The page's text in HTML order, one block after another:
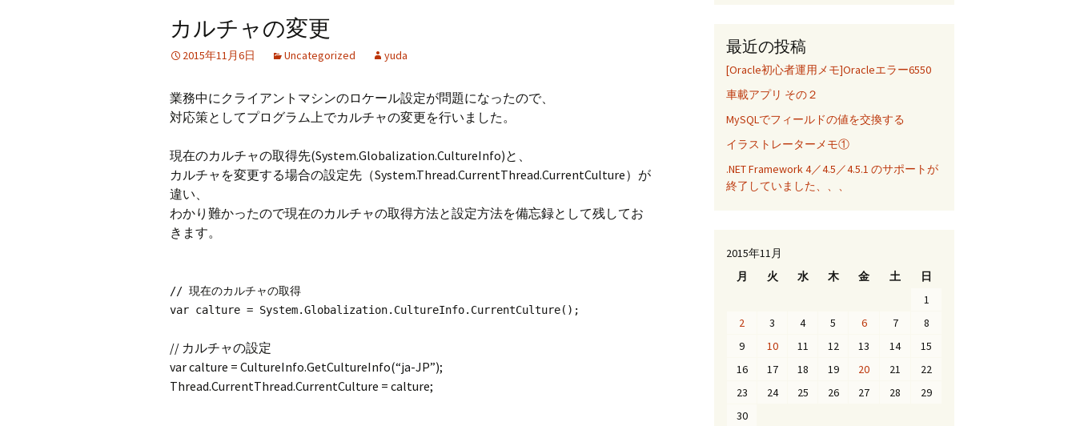
カルチャの変更
2015年11月6日 Uncategorized yuda
業務中にクライアントマシンのロケール設定が問題になったので、
対応策としてプログラム上でカルチャの変更を行いました。
現在のカルチャの取得先(System.Globalization.CultureInfo)と、
カルチャを変更する場合の設定先（System.Thread.CurrentThread.CurrentCulture）が
違い、
わかり難かったので現在のカルチャの取得方法と設定方法を備忘録として残してお
きます。
// 現在のカルチャの取得
var calture = System.Globalization.CultureInfo.CurrentCulture();
// カルチャの設定
var calture = CultureInfo.GetCultureInfo(“ja-JP”);
Thread.CurrentThread.CurrentCulture = calture;
最近の投稿
[Oracle初心者運用メモ]Oracleエラー6550
車載アプリ その２
MySQLでフィールドの値を交換する
イラストレーターメモ①
.NET Framework 4／4.5／4.5.1 のサポートが
終了していました、、、
2015年11月
月
火 水 木 金 土 日
1
2
3 4 5 6 7
8
9
10 11 12 13 14
15
16
17 18 19 20 21
22
23
24 25 26 27 28
29
30